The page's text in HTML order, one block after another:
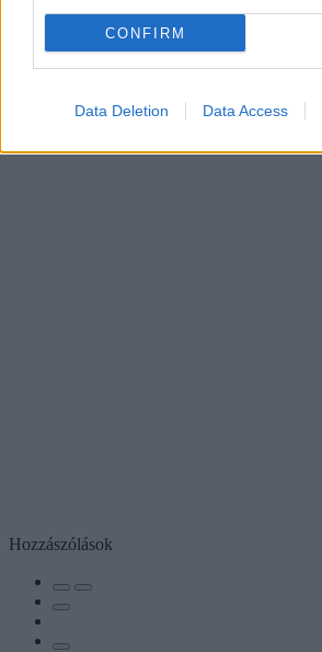
CONFIRM
Data Deletion Data Access
Hozzászólások